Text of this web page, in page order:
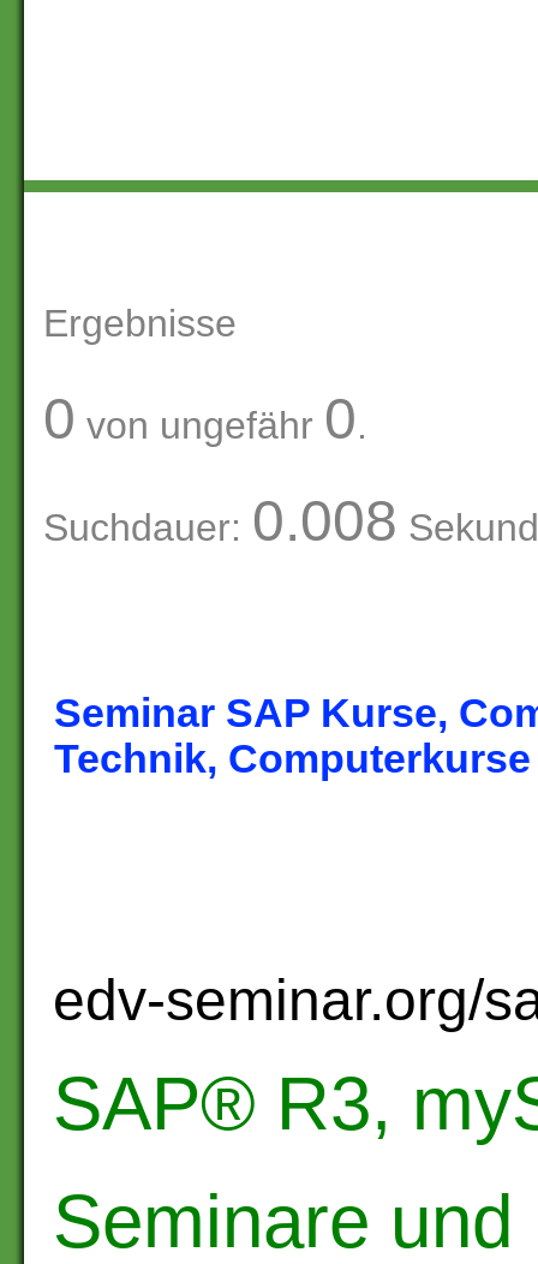
Ergebnisse
0 von ungefähr 0.
Suchdauer: 0.008
Seminar SAP Kurse,
Technik,
edv-seminar.org/
SAP® R3,
Seminare und